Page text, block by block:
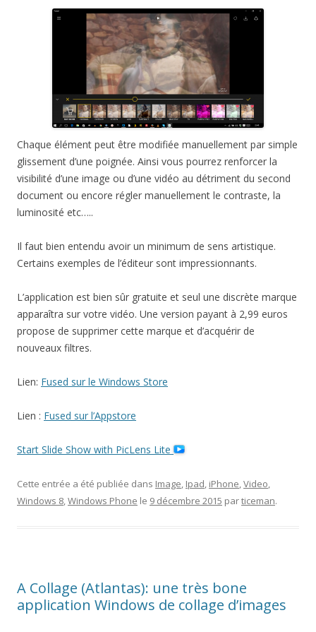
Chaque élément peut être modifiée manuellement par simple
glissement d’une poignée. Ainsi vous pourrez renforcer la
visibilité d’une image ou d’une vidéo au détriment du second
document ou encore régler manuellement le contraste, la
luminosité etc…..
Il faut bien entendu avoir un minimum de sens artistique.
Certains exemples de l’éditeur sont impressionnants.
L’application est bien sûr gratuite et seul une discrète marque
apparaîtra sur votre vidéo. Une version payant à 2,99 euros
propose de supprimer cette marque et d’acquérir de
nouveaux filtres.
Lien: Fused sur le Windows Store
Lien : Fused sur l’Appstore
Start Slide Show with PicLens Lite
Cette entrée a été publiée dans Image, Ipad, iPhone,Video,
Windows 8,Windows Phone le 9 décembre 2015 particeman.
A Collage (Atlantas): une très bone
application Windows de collage d’images